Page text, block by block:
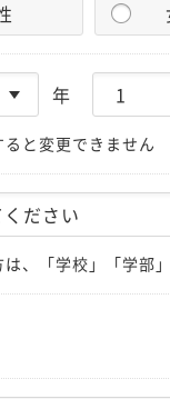
年
と変更できません
、「学校」「学部